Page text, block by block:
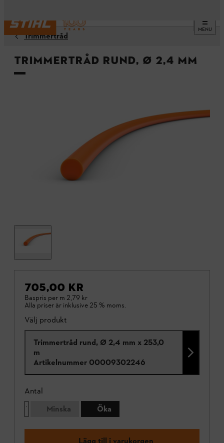
MENU
Trimmertråd
Trimmertråd rund, Ø 2,4 mm
705,00 KR
Baspris per m 2,79 kr
Alla priser är inklusive 25 % moms.
Välj produkt
Trimmertråd rund, Ø 2,4 mm x 253,0
m
Artikelnummer 00009302246
Antal
Minska
Öka
Lägg till i varukorgen